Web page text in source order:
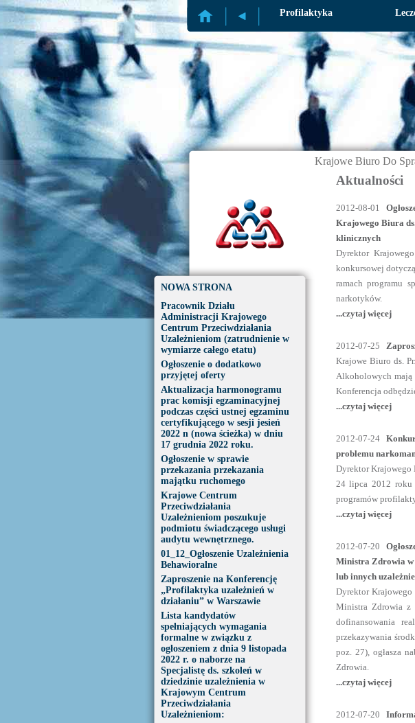
Profilaktyka
NOWA STRONA
Pracownik Działu
Administracji Krajowego
Centrum Przeciwdziałania
Uzależnieniom (zatrudnienie w
wymiarze całego etatu)
Ogłoszenie o dodatkowo
przyjętej oferty
Aktualizacja harmonogramu
prac komisji egzaminacyjnej
podczas części ustnej egzaminu
certyfikującego w sesji jesień
2022 n (nowa ścieżka) w dniu
17 grudnia 2022 roku.
Ogłoszenie w sprawie
przekazania przekazania
majątku ruchomego
Krajowe Centrum
Przeciwdziałania
Uzależnieniom poszukuje
podmiotu świadczącego usługi
audytu wewnętrznego.
01_12_Ogłoszenie Uzależnienia
Behawioralne
Zaproszenie na Konferencję
„Profilaktyka uzależnień w
działaniu” w Warszawie
Lista kandydatów
spełniających wymagania
formalne w związku z
ogłoszeniem z dnia 9 listopada
2022 r. o naborze na
Specjalistę ds. szkoleń w
dziedzinie uzależnienia w
Krajowym Centrum
Przeciwdziałania
Uzależnieniom:
Krajowe Biuro Do
Aktualności
2012-08-01
Krajowego Biura
klinicznych
Dyrektor
konkursowej
ramach programu
narkotyków.
...czytaj więcej
2012-07-25
Krajowe Biuro ds.
Alkoholowych mają
Konferencja
...czytaj więcej
2012-07-24
problemu
Dyrektor Krajowego
24 lipca 2012 roku
programów
...czytaj więcej
2012-07-20
Ministra Zdrowia w
lub innych
Dyrektor
Ministra Zdrowia z
dofinansowania
przekazywania
poz. 27), ogłasza
Zdrowia.
...czytaj więcej
2012-07-20